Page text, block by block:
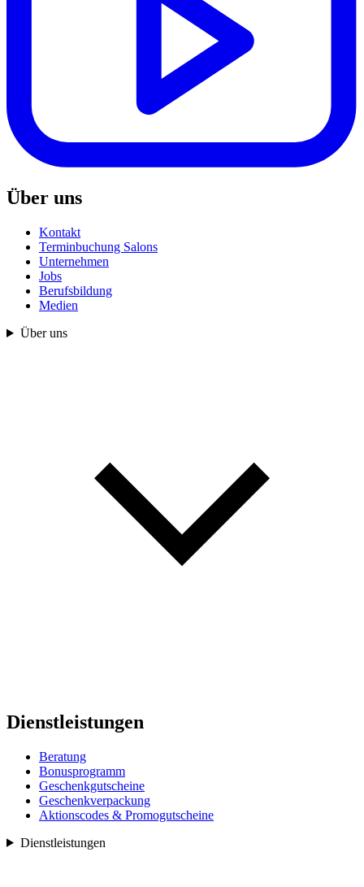
Über uns
Kontakt
Terminbuchung Salons
Unternehmen
Jobs
Berufsbildung
Medien
Über uns
Dienstleistungen
Beratung
Bonusprogramm
Geschenkgutscheine
Geschenkverpackung
Aktionscodes & Promogutscheine
Dienstleistungen